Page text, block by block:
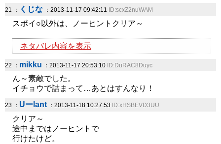
21 ： くじな ：2013-11-17 09:42:11 ID:scxZ2nuWAM
スポイ○以外は、ノーヒントクリア～
ネタバレ内容を表示
22 ： mikku ：2013-11-17 20:53:10 ID:DuRAC8Duyc
ん～素敵でした。
イチョウで詰まって…あとはすんなり！
23 ： Uーlant：2013-11-18 10:27:53 ID:xHSBEVD3UU
クリア～
途中まではノーヒントで
行けたけど。